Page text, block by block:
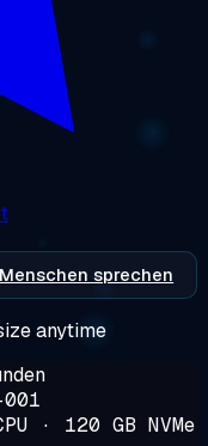
sprechen
anytime
· 120 GB NVMe